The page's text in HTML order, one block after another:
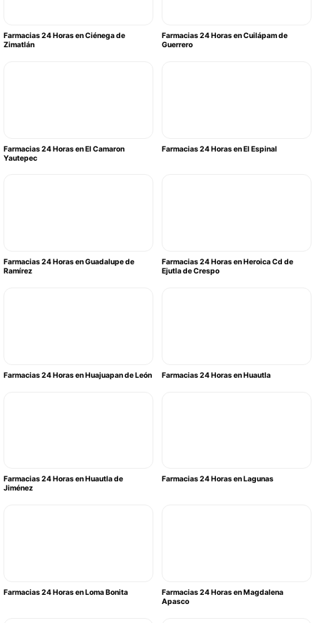
Farmacias 24 Horas en Ciénega de
Zimatlán
Farmacias 24 Horas en Cuilápam de
Guerrero
Farmacias 24 Horas en El Camaron
Yautepec
Farmacias 24 Horas en El Espinal
Farmacias 24 Horas en Guadalupe de
Ramírez
Farmacias 24 Horas en Heroica Cd de
Ejutla de Crespo
Farmacias 24 Horas en Huajuapan de León Farmacias 24 Horas en Huautla
Farmacias 24 Horas en Huautla de
Jiménez
Farmacias 24 Horas en Lagunas
Farmacias 24 Horas en Loma Bonita
Farmacias 24 Horas en Magdalena
Apasco